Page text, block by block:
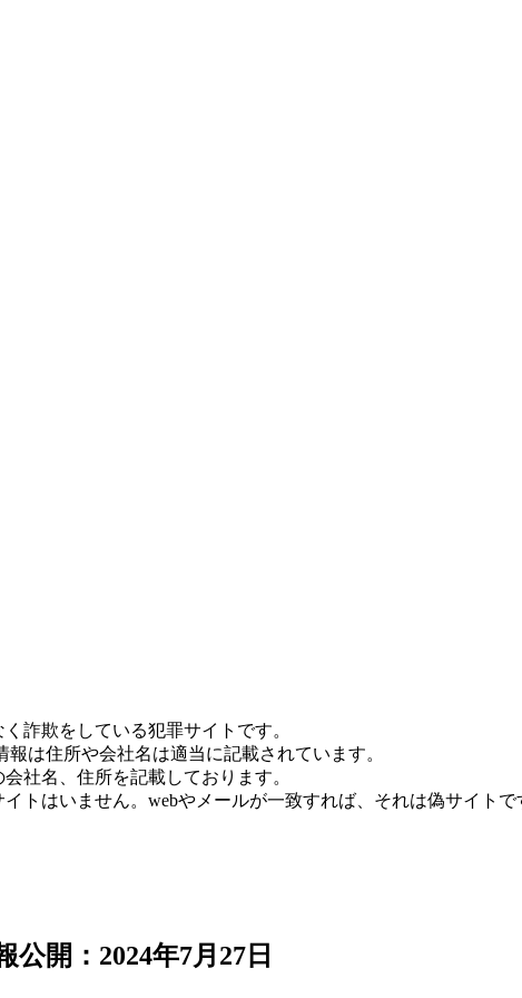
詐欺をしている犯罪サイトです。
報は住所や会社名は適当に記載されています。
社名、住所を記載しております。
トはいません。webやメールが一致すれば、それは偽サイトで
開：2024年7月27日